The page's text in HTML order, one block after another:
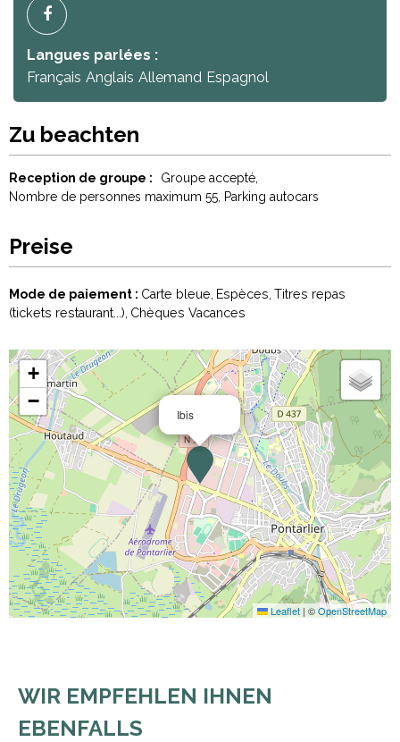
Langues parlées :
Français Anglais Allemand Espagnol
Zu beachten
Reception de groupe :
Groupe accepté
Nombre de personnes maximum 55 Parking autocars
Preise
Mode de paiement : Carte bleue Espèces Titres repas
(tickets restaurant...) Chèques Vacances
Ibis
+
−
Leaflet | ©OpenStreetMap
WIR EMPFEHLEN IHNEN
EBENFALLS